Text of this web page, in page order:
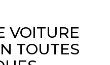
VOITURE
TOUTES